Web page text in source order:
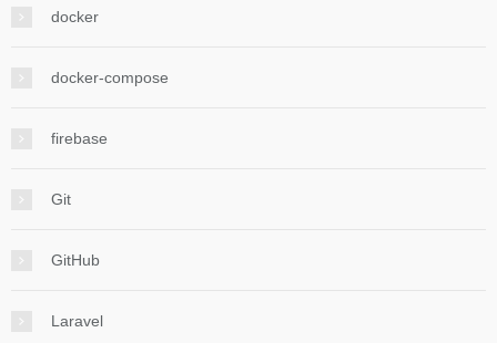
docker
docker-compose
firebase
Git
GitHub
Laravel